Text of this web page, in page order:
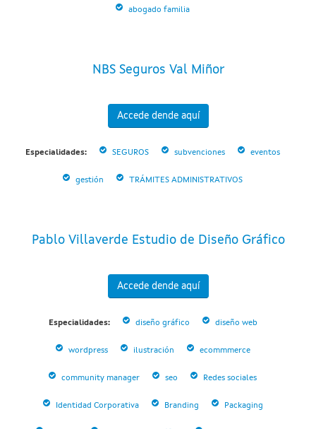
abogado familia
NBS Seguros Val Miñor
Accede dende aquí
Especialidades: SEGUROS subvenciones eventos
gestión TRÁMITES ADMINISTRATIVOS
Pablo Villaverde Estudio de Diseño Gráfico
Accede dende aquí
Especialidades: diseño gráfico diseño web
wordpress ilustración ecommmerce
community manager seo Redes sociales
Identidad Corporativa Branding Packaging